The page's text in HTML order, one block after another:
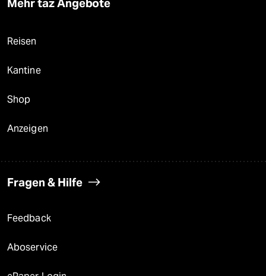
Mehr taz Angebote
Reisen
Kantine
Shop
Anzeigen
Fragen & Hilfe
Feedback
Aboservice